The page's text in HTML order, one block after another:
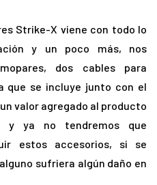
Strike-X viene con todo lo
y un poco más, nos
dos cables para
que se incluye junto con el
valor agregado al producto
y ya no tendremos que
estos accesorios, si se
sufriera algún daño en